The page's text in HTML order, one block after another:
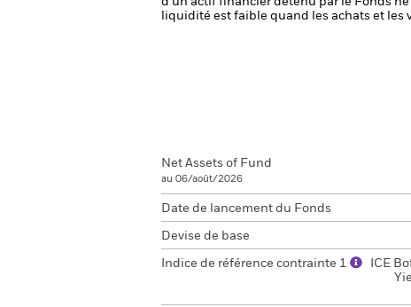
liquidité est faible quand les achats et
Net Assets of Fund
au 06/août/2026
Date de lancement du Fonds
Devise de base
Indice de référence contrainte 1
ICE